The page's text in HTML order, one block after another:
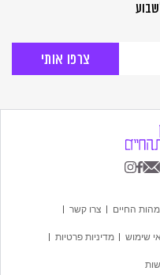
החיים צרו קשר
שימוש מדיניות פרטיות